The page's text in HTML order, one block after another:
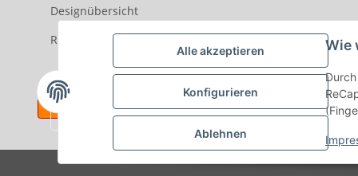
Alle akzeptieren
Konfigurieren
Ablehnen
Wie
Designübersicht
Rezensionen